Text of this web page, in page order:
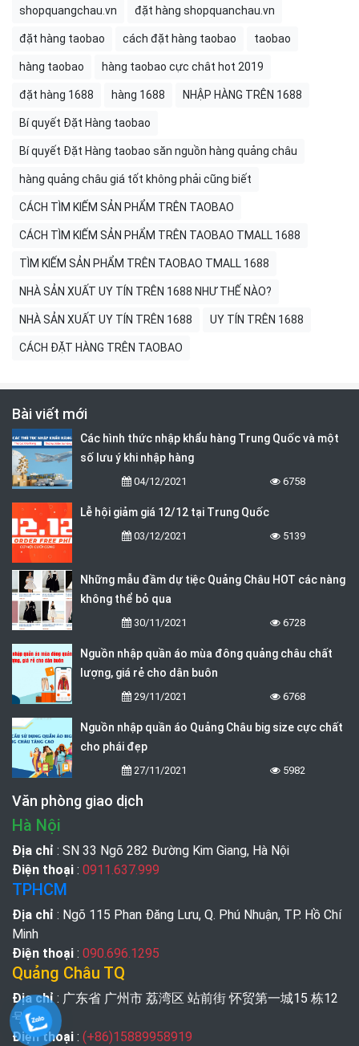
shopquangchau.vn đặt hàng shopquanchau.vn
đặt hàng taobao cách đặt hàng taobao taobao
hàng taobao hàng taobao cực chât hot 2019
đặt hàng 1688 hàng 1688 NHẬP HÀNG TRÊN 1688
Bí quyết Đặt Hàng taobao
Bí quyết Đặt Hàng taobao săn nguồn hàng quảng châu
hàng quảng châu giá tốt không phải cũng biết
CÁCH TÌM KIẾM SẢN PHẨM TRÊN TAOBAO
CÁCH TÌM KIẾM SẢN PHẨM TRÊN TAOBAO TMALL 1688
TÌM KIẾM SẢN PHẨM TRÊN TAOBAO TMALL 1688
NHÀ SẢN XUẤT UY TÍN TRÊN 1688 NHƯ THẾ NÀO?
NHÀ SẢN XUẤT UY TÍN TRÊN 1688 UY TÍN TRÊN 1688
CÁCH ĐẶT HÀNG TRÊN TAOBAO
Bài viết mới
Các hình thức nhập khẩu hàng Trung Quốc và một
số lưu ý khi nhập hàng
04/12/2021 6758
Lễ hội giảm giá 12/12 tại Trung Quốc
03/12/2021 5139
Những mẫu đầm dự tiệc Quảng Châu HOT các nàng
không thể bỏ qua
30/11/2021 6728
Nguồn nhập quần áo mùa đông quảng châu chất
lượng, giá rẻ cho dân buôn
29/11/2021 6768
Nguồn nhập quần áo Quảng Châu big size cực chất
cho phái đẹp
27/11/2021 5982
Văn phòng giao dịch
Hà Nội
Địa chỉ : SN 33 Ngõ 282 Đường Kim Giang, Hà Nội
Điện thoại : 0911.637.999
TPHCM
Địa chỉ : Ngõ 115 Phan Đăng Lưu, Q. Phú Nhuận, TP. Hồ Chí
Minh
Điện thoại : 090.696.1295
Quảng Châu TQ
Địa chỉ: 广东省 广州市 荔湾区 站前街 怀贸第一城15 栋12
号
Điện thoại : (+86)15889958919